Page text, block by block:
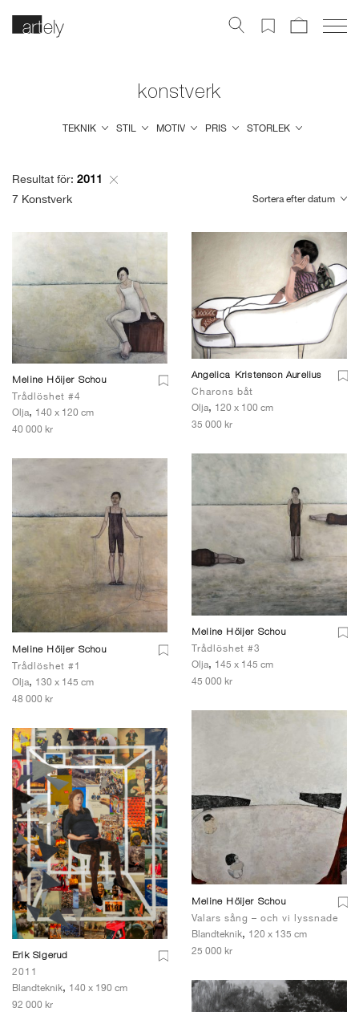
TEKNIK STIL MOTIV PRIS STORLEK
konstverk
Resultat för: 2011
7 Konstverk Sortera efter datum
Meline Höijer Schou
Trådlöshet #4
Olja, 140 x 120 cm
40 000 kr
Angelica Kristenson Aurelius
Charons båt
Olja, 120 x 100 cm
35 000 kr
Meline Höijer Schou
Trådlöshet #3
Olja, 145 x 145 cm
45 000 kr
Meline Höijer Schou
Trådlöshet #1
Olja, 130 x 145 cm
48 000 kr
Meline Höijer Schou
Valars sång – och vi lyssnade
Blandteknik, 120 x 135 cm
25 000 kr
Erik Sigerud
2011
Blandteknik, 140 x 190 cm
92 000 kr